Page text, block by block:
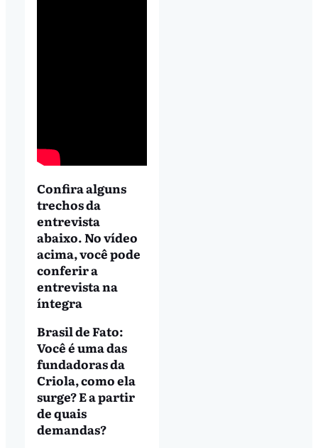
Confira alguns
trechos da
entrevista
abaixo. No vídeo
acima, você pode
conferir a
entrevista na
íntegra
Brasil de Fato:
Você é uma das
fundadoras da
Criola, como ela
surge? E a partir
de quais
demandas?